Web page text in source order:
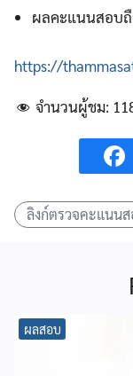
ผลคะแนนสอบ
https://
จำนวนผู้ชม:
ลิงก์ตรวจคะแนน
ผลสอบ